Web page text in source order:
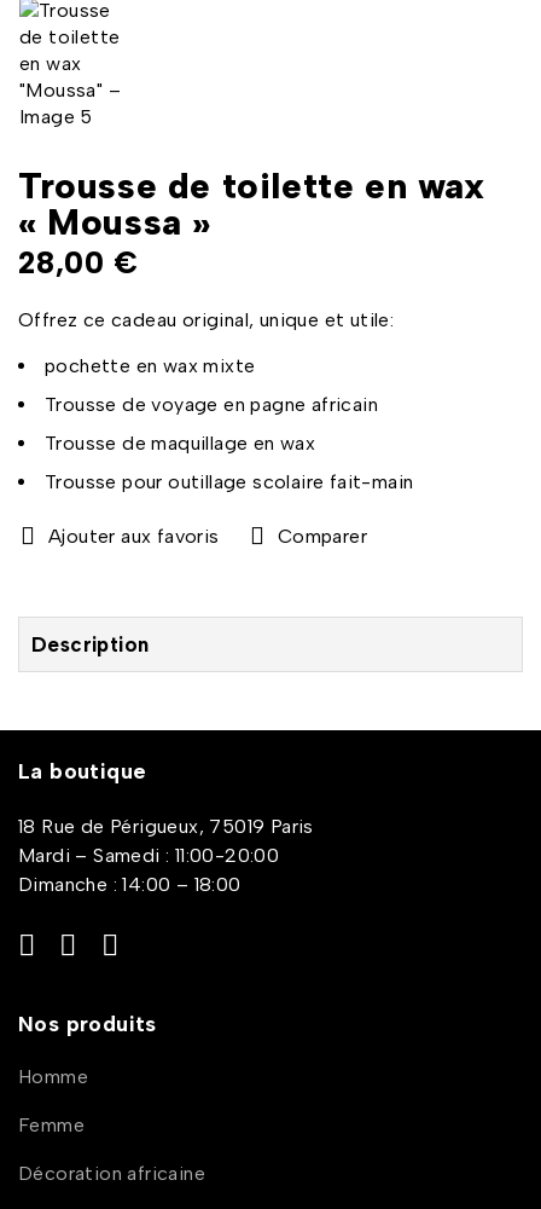
Trousse de toilette en wax
« Moussa »
28,00 €
Offrez ce cadeau original, unique et utile:
pochette en wax mixte
Trousse de voyage en pagne africain
Trousse de maquillage en wax
Trousse pour outillage scolaire fait-main
Comparer
Description
La boutique
18 Rue de Périgueux, 75019 Paris
Mardi – Samedi : 11:00-20:00
Dimanche : 14:00 – 18:00
Nos produits
Homme
Femme
Décoration africaine